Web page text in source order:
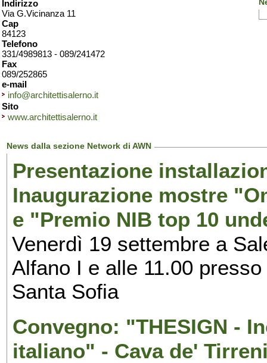
Indirizzo
Via G.Vicinanza 11
Cap
84123
Telefono
331/4989813 - 089/241472
Fax
089/252865
e-mail
info@architettisalerno.it
Sito
www.architettisalerno.it
News dalla sezione Network di AWN
Presentazione
Inaugurazione mostre
e "Premio NIB top 10
Venerdì 19 settembre a
Alfano I e alle 11.00
Santa Sofia
Convegno: "THESIGN -
italiano" - Cava de'